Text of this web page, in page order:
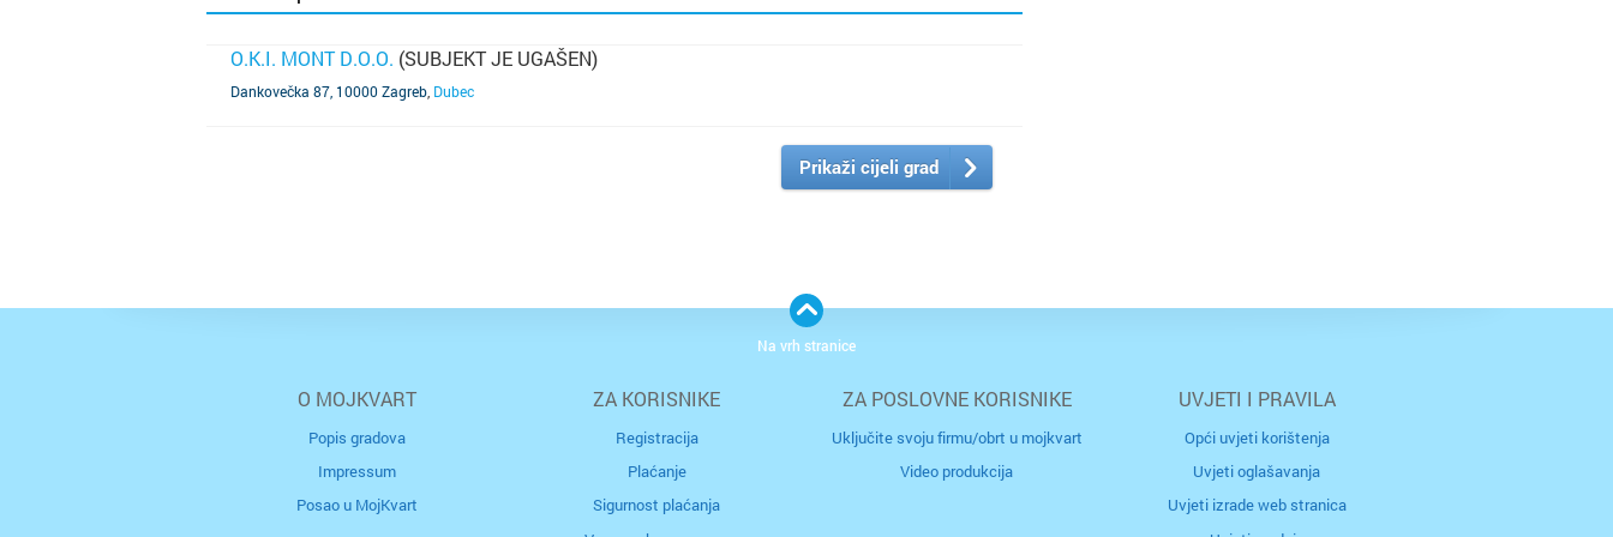
O.K.I. MONT D.O.O. (SUBJEKT JE UGAŠEN)
Dankovečka 87, 10000 Zagreb Dubec
Prikaži cijeli grad
O MOJKVART
Popis gradova
Impressum
Posao u MojKvart
ZA KORISNIKE
Registracija
Plaćanje
Sigurnost plaćanja
ZA POSLOVNE KORISNIKE
Uključite svoju firmu/obrt u mojkvart
Video produkcija
UVJETI I PRAVILA
Opći uvjeti korištenja
Uvjeti oglašavanja
Uvjeti izrade web stranica
Na vrh stranice